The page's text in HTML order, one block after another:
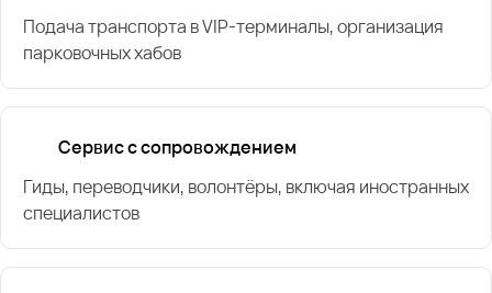
Подача транспорта в VIP-терминалы, организация
парковочных хабов
Сервис с сопровождением
Гиды, переводчики, волонтёры, включая иностранных
специалистов